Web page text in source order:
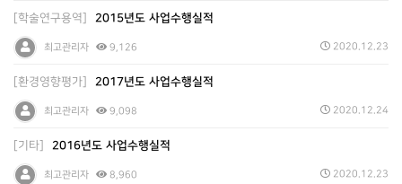
[학술연구용역] 2015년도 사업수행실적
최고관리자 9,126 2020.12.23
[환경영향평가] 2017년도 사업수행실적
최고관리자 9,098 2020.12.24
[기타] 2016년도 사업수행실적
최고관리자 8,960 2020.12.23